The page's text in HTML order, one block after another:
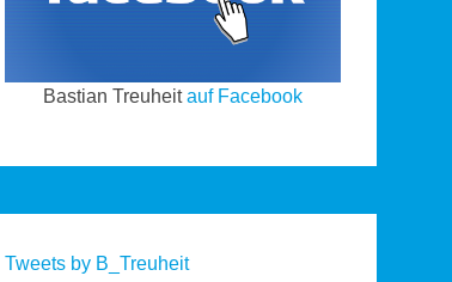
Bastian Treuheitauf Facebook
Tweets by B_Treuheit